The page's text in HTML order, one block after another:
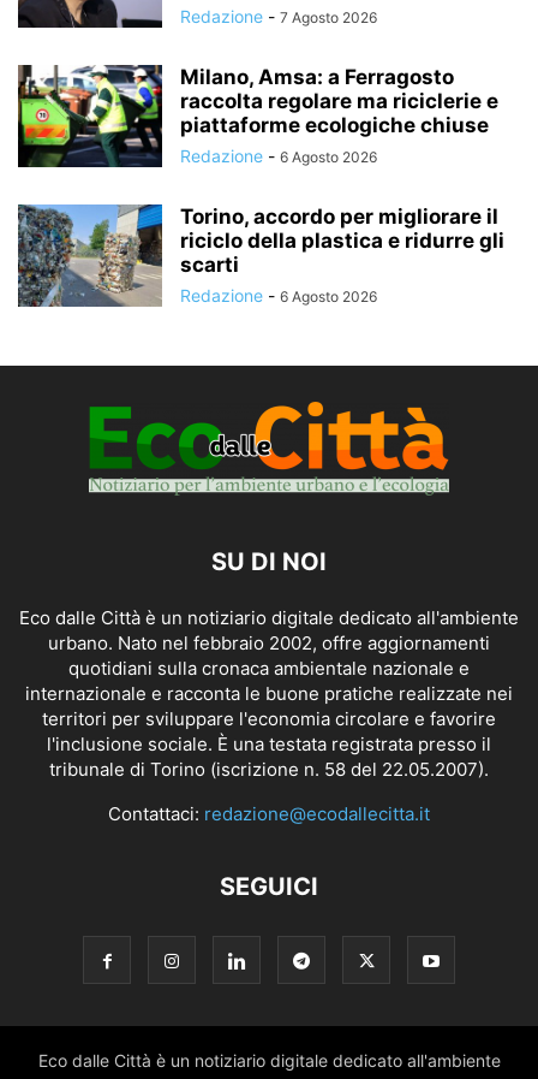
Redazione - 7 Agosto 2026
Milano, Amsa: a Ferragosto
raccolta regolare ma riciclerie e
piattaforme ecologiche chiuse
Redazione - 6 Agosto 2026
Torino, accordo per migliorare il
riciclo della plastica e ridurre gli
scarti
Redazione - 6 Agosto 2026
SU DI NOI
Eco dalle Città è un notiziario digitale dedicato all'ambiente
urbano. Nato nel febbraio 2002, offre aggiornamenti
quotidiani sulla cronaca ambientale nazionale e
internazionale e racconta le buone pratiche realizzate nei
territori per sviluppare l'economia circolare e favorire
l'inclusione sociale. È una testata registrata presso il
tribunale di Torino (iscrizione n. 58 del 22.05.2007).
Contattaci: redazione@ecodallecitta.it
SEGUICI
Eco dalle Città è un notiziario digitale dedicato all'ambiente